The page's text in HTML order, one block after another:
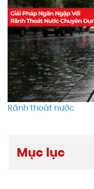
Rãnh thoát nước
Mục lục